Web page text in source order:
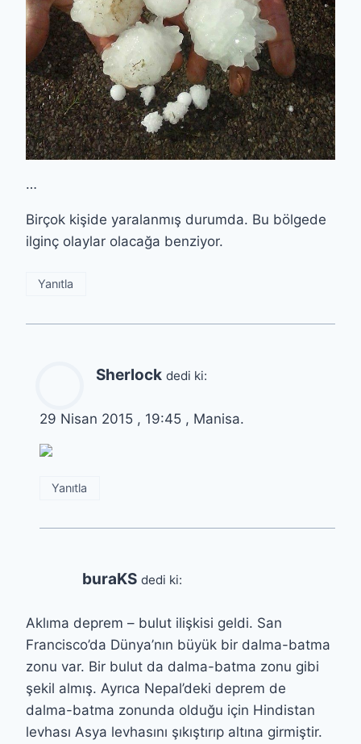
…
Birçok kişide yaralanmış durumda. Bu bölgede
ilginç olaylar olacağa benziyor.
Yanıtla
Sherlock dedi ki:
29 Nisan 2015 , 19:45 , Manisa.
Yanıtla
buraKS dedi ki:
Aklıma deprem – bulut ilişkisi geldi. San
Francisco’da Dünya’nın büyük bir dalma-batma
zonu var. Bir bulut da dalma-batma zonu gibi
şekil almış. Ayrıca Nepal’deki deprem de
dalma-batma zonunda olduğu için Hindistan
levhası Asya levhasını şıkıştırıp altına girmiştir.